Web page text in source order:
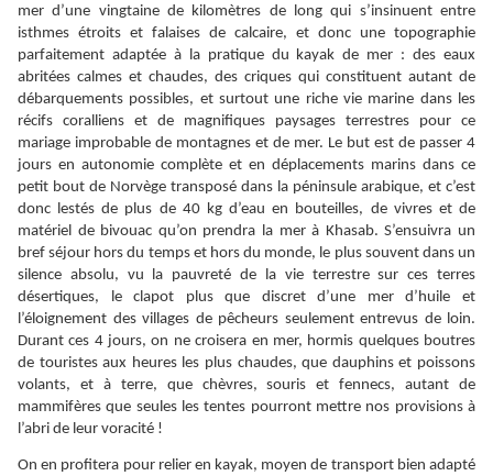
mer d’une vingtaine de kilomètres de long qui s’insinuent entre
isthmes étroits et falaises de calcaire, et donc une topographie
parfaitement adaptée à la pratique du kayak de mer : des eaux
abritées calmes et chaudes, des criques qui constituent autant de
débarquements possibles, et surtout une riche vie marine dans les
récifs coralliens et de magnifiques paysages terrestres pour ce
mariage improbable de montagnes et de mer. Le but est de passer 4
jours en autonomie complète et en déplacements marins dans ce
petit bout de Norvège transposé dans la péninsule arabique, et c’est
donc lestés de plus de 40 kg d’eau en bouteilles, de vivres et de
matériel de bivouac qu’on prendra la mer à Khasab. S’ensuivra un
bref séjour hors du temps et hors du monde, le plus souvent dans un
silence absolu, vu la pauvreté de la vie terrestre sur ces terres
désertiques, le clapot plus que discret d’une mer d’huile et
l’éloignement des villages de pêcheurs seulement entrevus de loin.
Durant ces 4 jours, on ne croisera en mer, hormis quelques boutres
de touristes aux heures les plus chaudes, que dauphins et poissons
volants, et à terre, que chèvres, souris et fennecs, autant de
mammifères que seules les tentes pourront mettre nos provisions à
l’abri de leur voracité !
On en profitera pour relier en kayak, moyen de transport bien adapté